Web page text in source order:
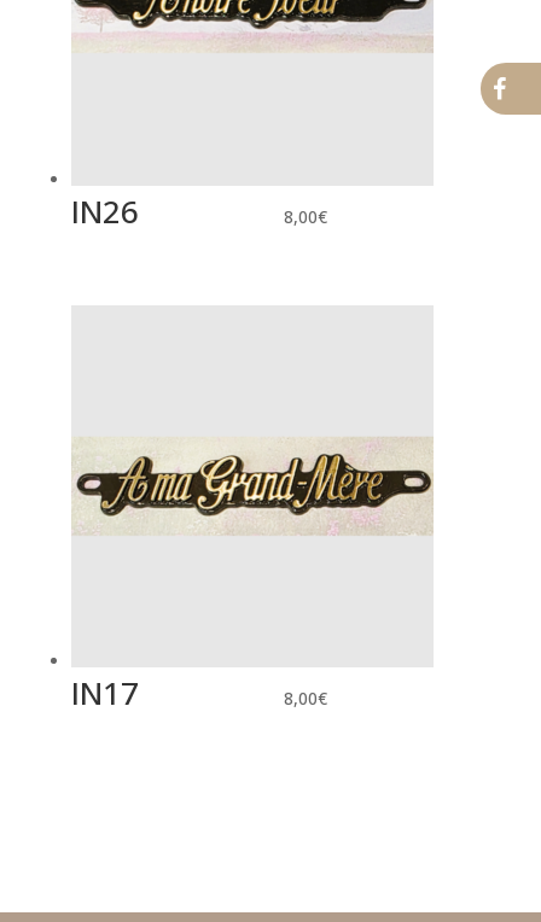
IN26 8,00€
IN17 8,00€